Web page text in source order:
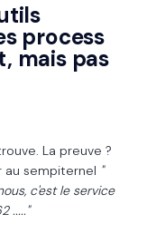
process
mais pas
La preuve ?
au sempiternel "
c'est le service
....."